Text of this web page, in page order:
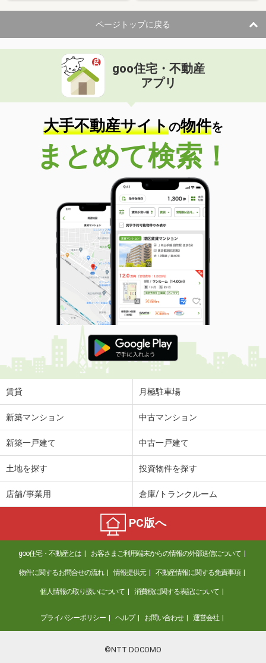
ページトップに戻る
goo住宅・不動産
アプリ
大手不動産サイトの物件を
まとめて検索！
賃貸 月極駐車場
新築マンション 中古マンション
新築一戸建て 中古一戸建て
土地を探す 投資物件を探す
店舗/事業用 倉庫/トランクルーム
PC版へ
goo住宅・不動産とは お客さまご利用端末からの情報の外部送信について
物件に関するお問合せの流れ 情報提供元 不動産情報に関する免責事項
個人情報の取り扱いについて 消費税に関する表記について
プライバシーポリシー ヘルプ お問い合わせ 運営会社
©NTT DOCOMO